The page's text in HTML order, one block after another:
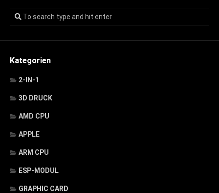
Kategorien
2-IN-1
3D DRUCK
AMD CPU
APPLE
ARM CPU
ESP-MODUL
GRAPHIC CARD